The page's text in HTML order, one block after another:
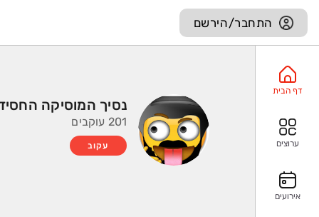
התחבר/הירשם
דף הבית
ערוצים
אירועים
נסיך המוסיקה
201 עוקבים
עקוב